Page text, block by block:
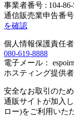
事業者番号 : 104-86-
通信販売業申告番
を確認
個人情報保護責任
080-619-8888
電子メール：
ホスティング提供
安全なお取引のた
通販サイトが加入
ロー)をご利用いた